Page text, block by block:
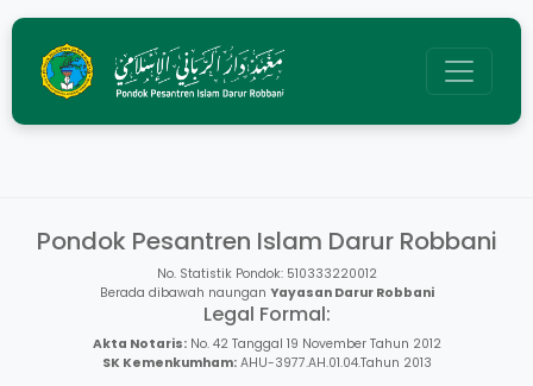
Pondok Pesantren Islam Darur Robbani
No. Statistik Pondok: 510333220012
Berada dibawah naungan Yayasan Darur Robbani
Legal Formal:
Akta Notaris:No. 42 Tanggal 19 November Tahun 2012
SK Kemenkumham:AHU-3977.AH.01.04.Tahun 2013